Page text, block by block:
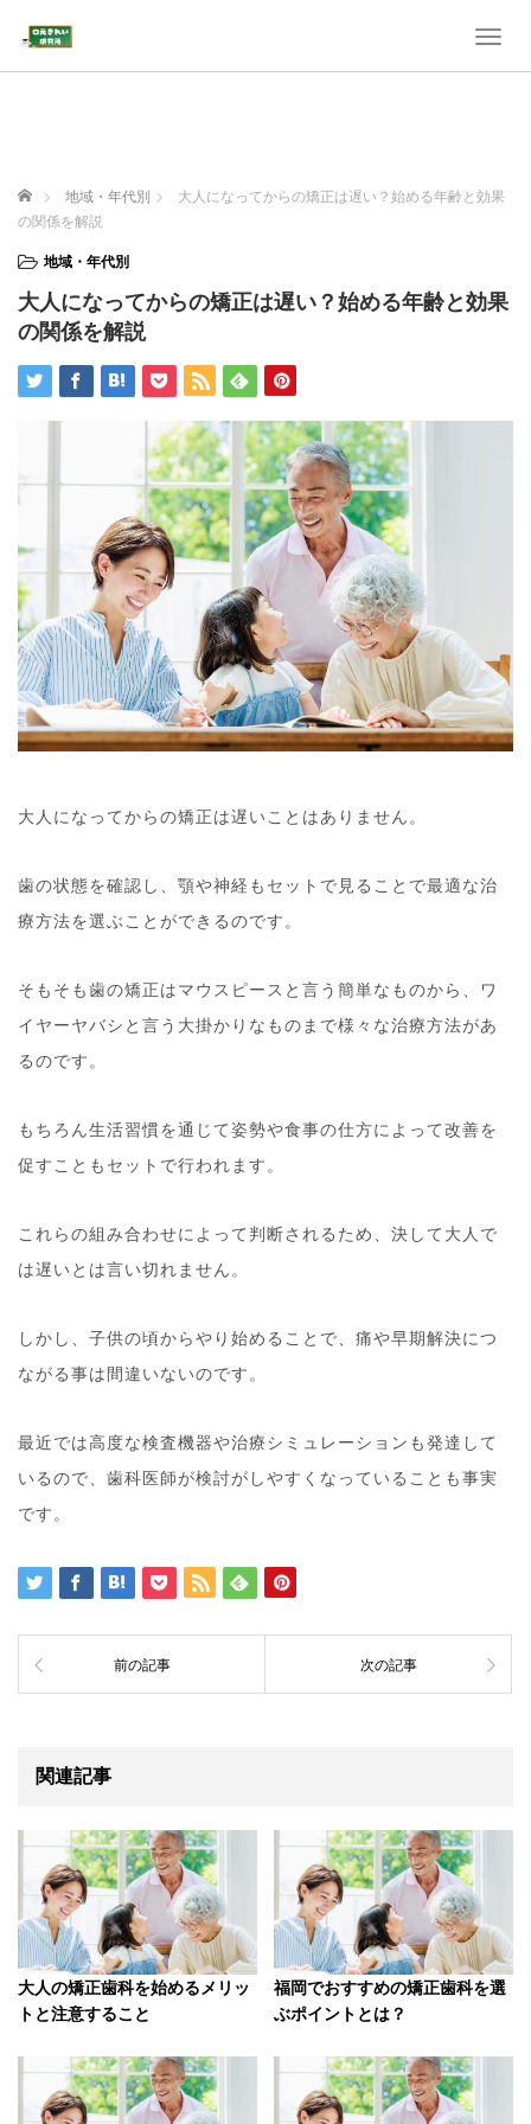
T
a
a
ホーム 地域・年代別
大人になってからの矯正は遅い？始める年齢と効果
の関係を解説
地域・年代別
大人になってからの矯正は遅い？始める年齢と効果
の関係を解説
大人になってからの矯正は遅いことはありません。
歯の状態を確認し、顎や神経もセットで見ることで最適な治
療方法を選ぶことができるのです。
そもそも歯の矯正はマウスピースと言う簡単なものから、ワ
イヤーヤバシと言う大掛かりなものまで様々な治療方法があ
るのです。
もちろん生活習慣を通じて姿勢や食事の仕方によって改善を
促すこともセットで行われます。
これらの組み合わせによって判断されるため、決して大人で
は遅いとは言い切れません。
しかし、子供の頃からやり始めることで、痛や早期解決につ
ながる事は間違いないのです。
最近では高度な検査機器や治療シミュレーションも発達して
いるので、歯科医師が検討がしやすくなっていることも事実
です。
前の記事 次の記事
関連記事
大人の矯正歯科を始めるメリッ
トと注意すること
福岡でおすすめの矯正歯科を選
ぶポイントとは？